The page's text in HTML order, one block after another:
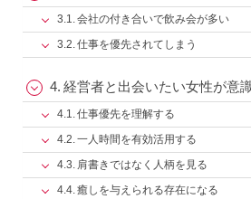
会社の付き合いで飲み会が多い
仕事を優先されてしまう
経営者と出会いたい女性が意
仕事優先を理解する
一人時間を有効活用する
肩書きではなく人柄を見る
癒しを与えられる存在になる